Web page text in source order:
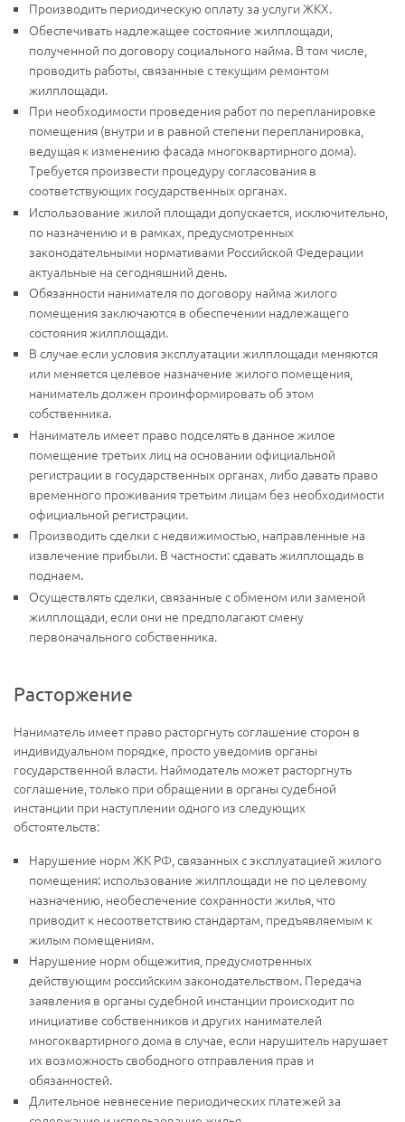
Производить периодическую оплату за услуги ЖКХ.
Обеспечивать надлежащее состояние жилплощади,
полученной по договору социального найма. В том числе,
проводить работы, связанные с текущим ремонтом
жилплощади.
При необходимости проведения работ по перепланировке
помещения (внутри и в равной степени перепланировка,
ведущая к изменению фасада многоквартирного дома).
Требуется произвести процедуру согласования в
соответствующих государственных органах.
Использование жилой площади допускается, исключительно,
по назначению и в рамках, предусмотренных
законодательными нормативами Российской Федерации
актуальные на сегодняшний день.
Обязанности нанимателя по договору найма жилого
помещения заключаются в обеспечении надлежащего
состояния жилплощади.
В случае если условия эксплуатации жилплощади меняются
или меняется целевое назначение жилого помещения,
наниматель должен проинформировать об этом
собственника.
Наниматель имеет право подселять в данное жилое
помещение третьих лиц на основании официальной
регистрации в государственных органах, либо давать право
временного проживания третьим лицам без необходимости
официальной регистрации.
Производить сделки с недвижимостью, направленные на
извлечение прибыли. В частности: сдавать жилплощадь в
поднаем.
Осуществлять сделки, связанные с обменом или заменой
жилплощади, если они не предполагают смену
первоначального собственника.
Расторжение
Наниматель имеет право расторгнуть соглашение сторон в
индивидуальном порядке, просто уведомив органы
государственной власти. Наймодатель может расторгнуть
соглашение, только при обращении в органы судебной
инстанции при наступлении одного из следующих
обстоятельств:
Нарушение норм ЖК РФ, связанных с эксплуатацией жилого
помещения: использование жилплощади не по целевому
назначению, необеспечение сохранности жилья, что
приводит к несоответствию стандартам, предъявляемым к
жилым помещениям.
Нарушение норм общежития, предусмотренных
действующим российским законодательством. Передача
заявления в органы судебной инстанции происходит по
инициативе собственников и других нанимателей
многоквартирного дома в случае, если нарушитель нарушает
их возможность свободного отправления прав и
обязанностей.
Длительное невнесение периодических платежей за